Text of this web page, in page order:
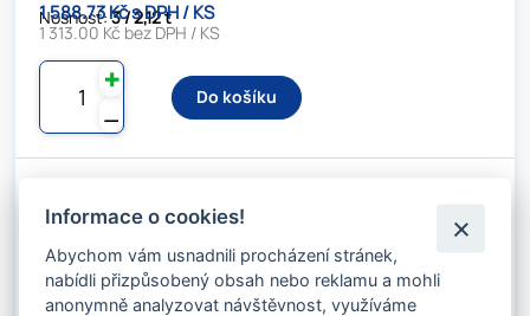
Nosnost:3 / 2,12 t
1 588.73 Kč s DPH / KS
1 313.00 Kč bez DPH / KS
⚊
✚
Do košíku
VÁZACÍ OCELOVÉ LANO DVOJHÁK PR.
14MM X 3M DLE EN
Kód produktu: 03814300
Stav skladu:Dostupnost 2-3 dny
Informace o cookies!
Abychom vám usnadnili procházení stránek,
nabídli přizpůsobený obsah nebo reklamu a mohli
anonymně analyzovat návštěvnost, využíváme